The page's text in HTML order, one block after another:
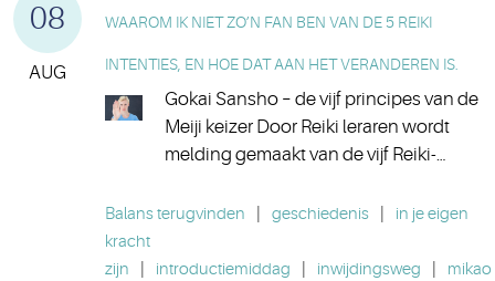
08
AUG
WAAROM IK NIET ZO’N FAN BEN VAN DE 5 REIKI
INTENTIES, EN HOE DAT AAN HET VERANDEREN IS.
Gokai Sansho – de vijf principes van de
Meiji keizer Door Reiki leraren wordt
melding gemaakt van de vijf Reiki-…
Balans terugvinden geschiedenis
in je eigen
kracht
zijn
introductiemiddag inwijdingsweg
mikao